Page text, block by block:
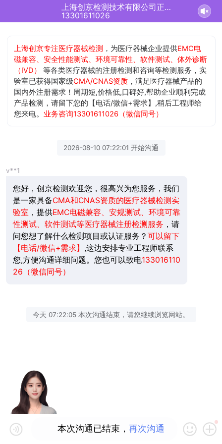
上海创京检测技术有限公司正在为您服务
13301611026
上海创京专注医疗器械检测 ，为医疗器械企业提供EMC电
磁兼容、安全性能测试、环境可靠性、软件测试、体外诊断
（IVD）
等各类医疗器械的注册检测和咨询等检测服务，实
验室已获得国家级CMA/CNAS资质 ，满足医疗器械产品的
国内外注册需求！周期短,价格低,口碑好,帮助企业顺利完成
产品检测，请留下您的【电话/微信+需求】,稍后工程师给
您来电。业务咨询13301611026（微信同号）
2026-08-10 07:22:01 开始沟通
v**1
您好，创京检测欢迎您，很高兴为您服务，我们
是一家具备CMA和CNAS资质的医疗器械检测实
验室 ，提供EMC电磁兼容、安规测试、环境可靠
性测试、软件测试等医疗器械注册检测服务 ，请
问您想了解什么检测项目或认证服务？ 可以留下
【电话/微信+需求】 ,这边安排专业工程师联系
您,方便沟通详细问题。您也可以致电133016110
26（微信同号）
今天 07:22:05 本次沟通结束，请您继续浏览网站。
本次沟通已结束， 再次沟通